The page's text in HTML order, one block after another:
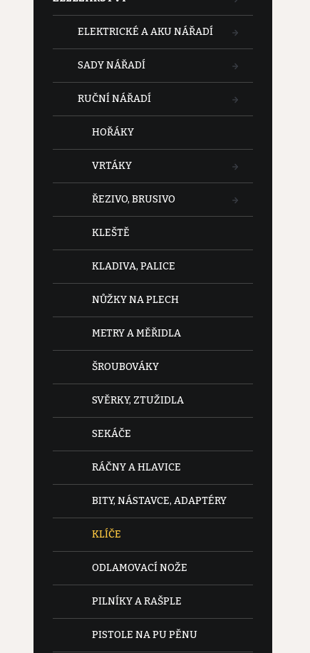
ELEKTRICKÉ A AKU NÁŘADÍ
SADY NÁŘADÍ
RUČNÍ NÁŘADÍ
HOŘÁKY
VRTÁKY
ŘEZIVO, BRUSIVO
KLEŠTĚ
KLADIVA, PALICE
NŮŽKY NA PLECH
METRY A MĚŘIDLA
ŠROUBOVÁKY
SVĚRKY, ZTUŽIDLA
SEKÁČE
RÁČNY A HLAVICE
BITY, NÁSTAVCE, ADAPTÉRY
KLÍČE
ODLAMOVACÍ NOŽE
PILNÍKY A RAŠPLE
PISTOLE NA PU PĚNU